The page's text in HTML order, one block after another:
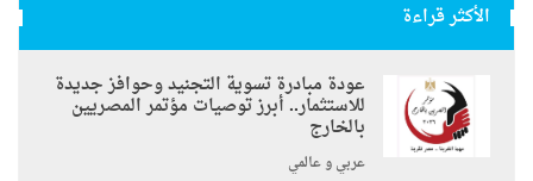
الأكثر قراءة
عودة مبادرة تسوية التجنيد وحوافز جديدة
للاستثمار.. أبرز توصيات مؤتمر المصريين
بالخارج
عربي و عالمي